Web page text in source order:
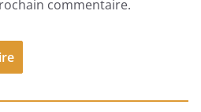
commentaire.